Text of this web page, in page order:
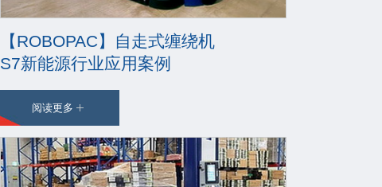
【ROBOPAC】自走式缠绕机
S7新能源行业应用案例
阅读更多